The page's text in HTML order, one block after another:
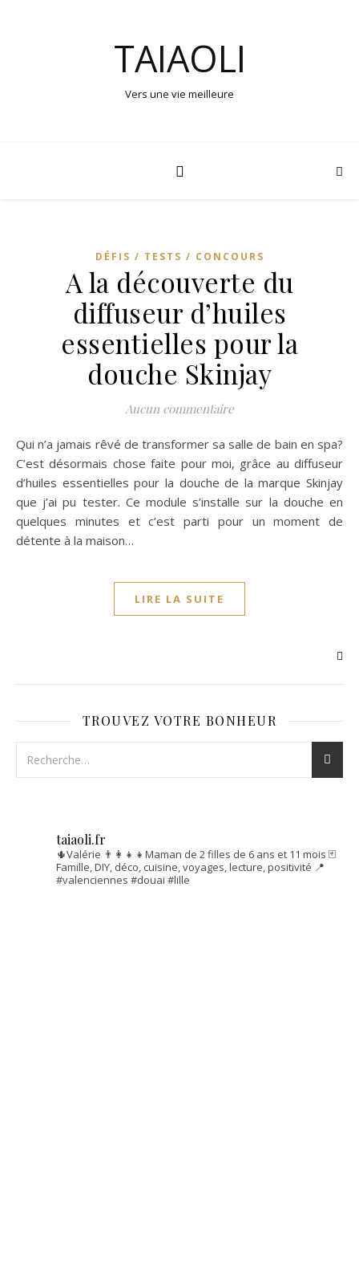
TAIAOLI
Vers une vie meilleure
DÉFIS / TESTS / CONCOURS
A la découverte du
diffuseur d’huiles
essentielles pour la
douche Skinjay
Aucun commentaire
Qui n’a jamais rêvé de transformer sa salle de bain en spa?
C’est désormais chose faite pour moi, grâce au diffuseur
d’huiles essentielles pour la douche de la marque Skinjay
que j’ai pu tester. Ce module s’installe sur la douche en
quelques minutes et c’est parti pour un moment de
détente à la maison…
LIRE LA SUITE
TROUVEZ VOTRE BONHEUR
taiaoli.fr
🌵Valérie 👨‍👩‍👧‍👧Maman de 2 filles de 6 ans et 11 mois 🃏
Famille, DIY, déco, cuisine, voyages, lecture, positivité 📍
#valenciennes #douai #lille